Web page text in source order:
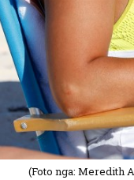
(Foto nga: Meredith